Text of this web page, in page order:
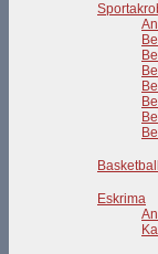
Basketball
Eskrima